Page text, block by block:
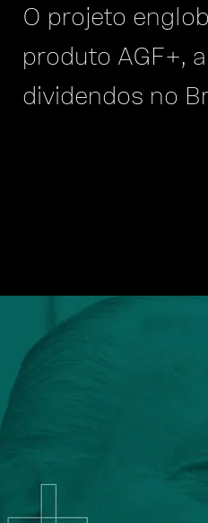
O projeto
produto AGF+,
dividendos no